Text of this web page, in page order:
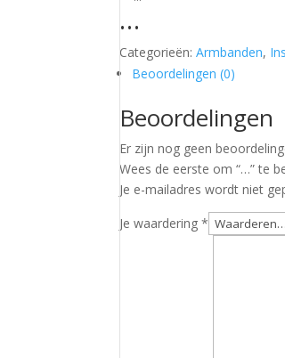
…
Categorieën:Armbanden,
Beoordelingen (0)
Beoordelingen
Er zijn nog geen
Wees de eerste om “…” te
Je e-mailadres wordt niet
Je waardering*